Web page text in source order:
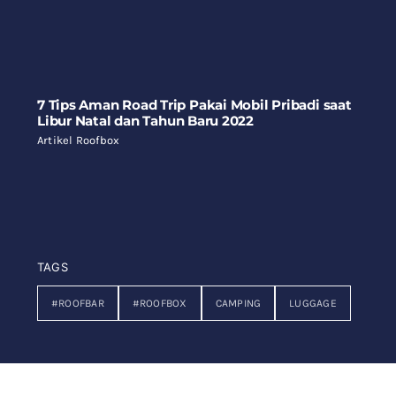
7 Tips Aman Road Trip Pakai Mobil Pribadi saat
Libur Natal dan Tahun Baru 2022
Artikel Roofbox
TAGS
#ROOFBAR #ROOFBOX CAMPING LUGGAGE